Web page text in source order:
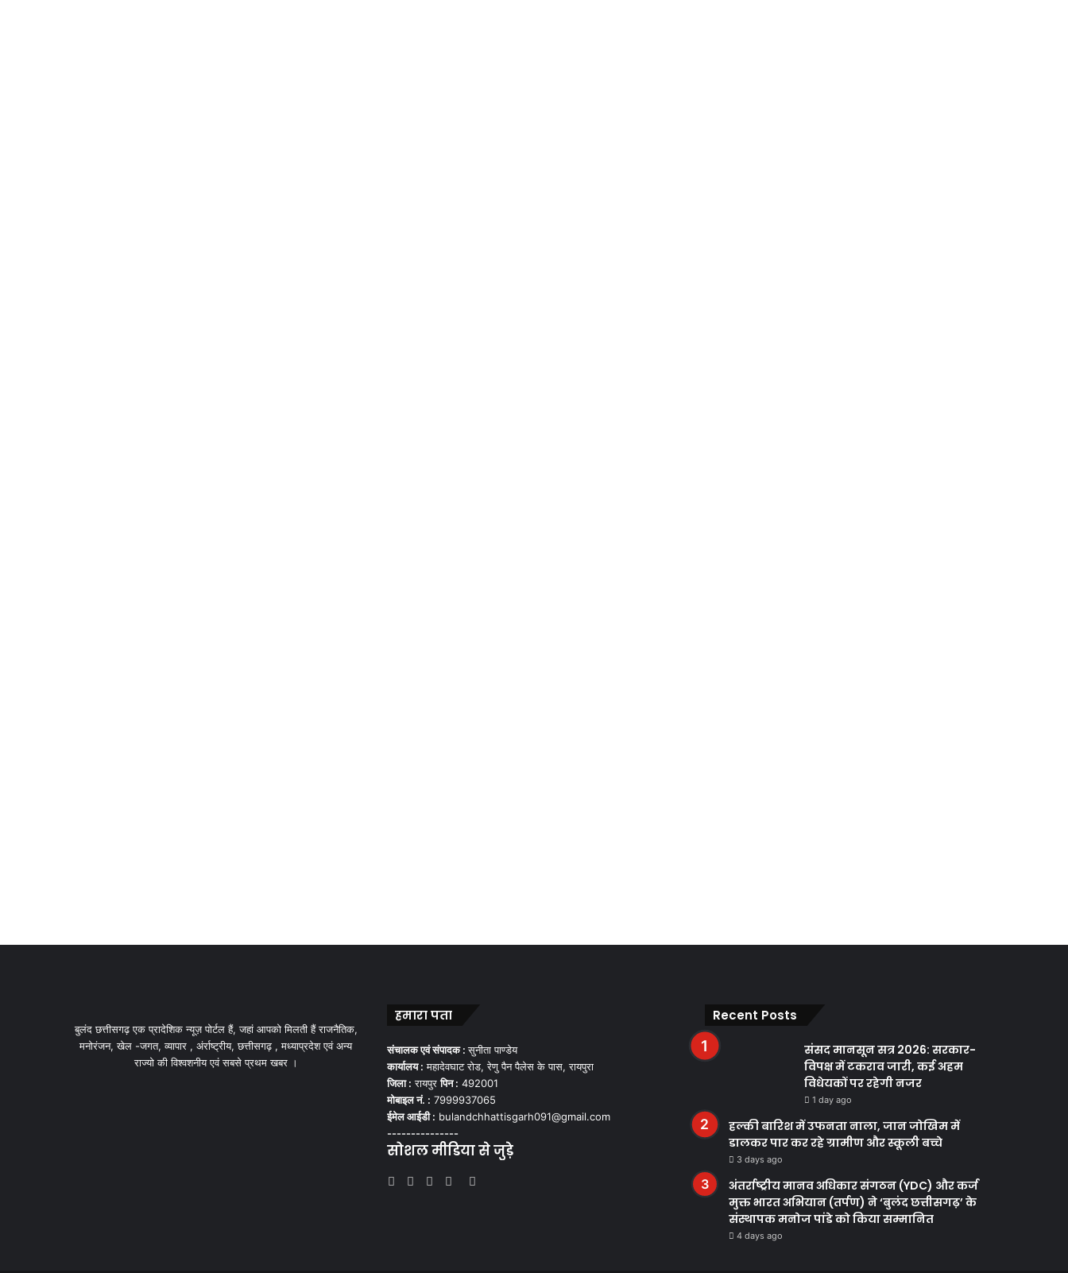
बुलंद छत्तीसगढ़ एक प्रादेशिक न्यूज़ पोर्टल हैं, जहां आपको मिलती हैं राजनैतिक,
मनोरंजन, खेल -जगत, व्यापार , अंर्राष्ट्रीय, छत्तीसगढ़ , मध्याप्रदेश एवं अन्य
राज्यो की विश्वशनीय एवं सबसे प्रथम खबर ।
हमारा पता
संचालक एवं संपादक :सुनीता पाण्डेय
कार्यालय : महादेवघाट रोड, रेणु पैन पैलेस के पास, रायपुरा
जिला : रायपुरपिन : 492001
मोबाइल नं. : 7999937065
ईमेल आईडी : bulandchhattisgarh091@gmail.com
---------------
सोशल मीडिया से जुड़े
Facebook
TwitterYouTubeInstagram
Recent Posts
संसद मानसून सत्र 2026: सरकार-
विपक्ष में टकराव जारी, कई अहम
विधेयकों पर रहेगी नजर
1 day ago
हल्की बारिश में उफनता नाला, जान जोखिम में
डालकर पार कर रहे ग्रामीण और स्कूली बच्चे
3 days ago
अंतर्राष्ट्रीय मानव अधिकार संगठन (YDC) और कर्ज
मुक्त भारत अभियान (तर्पण) ने ‘बुलंद छत्तीसगढ़’ के
संस्थापक मनोज पांडे को किया सम्मानित
4 days ago